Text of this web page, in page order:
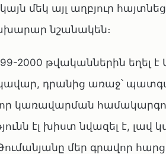
մեկ այլ աղբյուր
նշանակեն։
2000 թվականներին
դրանից առաջ՝
կառավարման
էլ խիստ նվազել է, լավ
մեր գրավոր